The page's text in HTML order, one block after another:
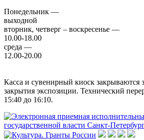
Понедельник —
выходной
вторник, четверг – воскресенье —
10.00-18.00
среда —
12.00-20.00
Касса и сувенирный киоск закрываются
закрытия экспозиции. Технический
15:40 до 16:10.